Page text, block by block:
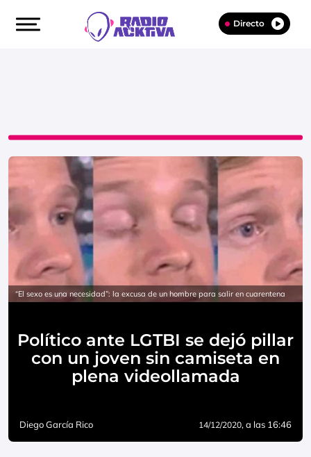
Directo
“El sexo es una necesidad”: la excusa de un hombre para salir en cuarentena
Político ante LGTBI se dejó pillar
con un joven sin camiseta en
plena videollamada
Diego García Rico 14/12/2020, a las 16:46